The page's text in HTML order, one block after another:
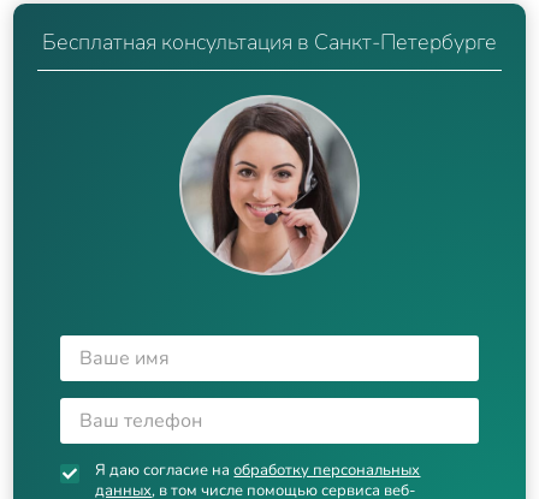
Бесплатная консультация в Санкт-Петербурге
Я даю согласие наобработку персональных
данных, в том числе помощью сервиса веб-